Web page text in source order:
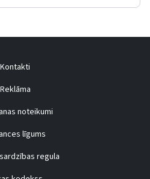
Kontakti
Reklāma
noteikumi
līgums
regula